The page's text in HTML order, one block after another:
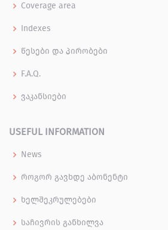
Coverage area
Indexes
წესები და პირობები
F.A.Q.
ვაკანსიები
USEFUL INFORMATION
News
როგორ გავხდე აბონენტი
ხელშეკრულებები
საჩივრის განხილვა